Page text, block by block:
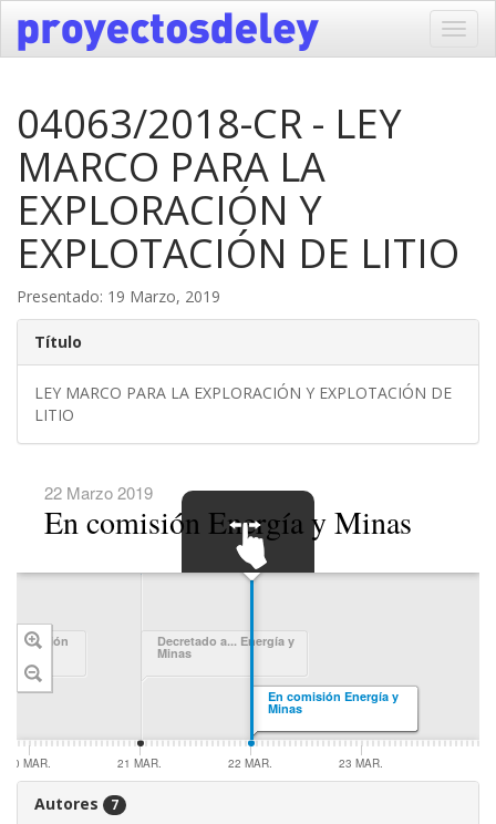
04063/2018-CR - LEY
MARCO PARA LA
EXPLORACIÓN Y
EXPLOTACIÓN DE LITIO
Presentado: 19 Marzo, 2019
Título
LEY MARCO PARA LA EXPLORACIÓN Y EXPLOTACIÓN DE
LITIO
22 Marzo 2019
En comisión Energía y Minas
SWIPE TO
Decretado a... Energía y
Minas
En comisión Energía y
Minas
23 MAR.
20 MAR. 21 MAR. 22 MAR.
Autores 7